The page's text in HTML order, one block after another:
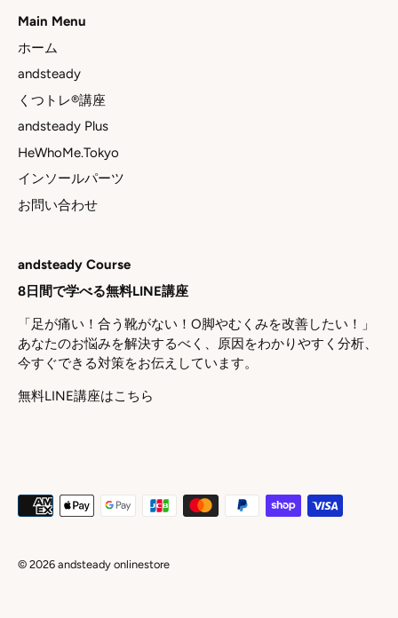
Main Menu
ホーム
andsteady
くつトレ®講座
andsteady Plus
HeWhoMe.Tokyo
インソールパーツ
お問い合わせ
andsteady Course
8日間で学べる無料LINE講座
「足が痛い！合う靴がない！O脚やむくみを改善したい！」
あなたのお悩みを解決するべく、原因をわかりやすく分析、
今すぐできる対策をお伝えしています。
無料LINE講座はこちら
© 2026 andsteady onlinestore